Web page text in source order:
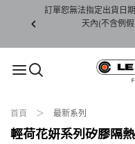
下水)，若
訂單恕無法指定出貨日
天內(不含例
首頁 最新系列
輕荷花妍系列矽膠隔